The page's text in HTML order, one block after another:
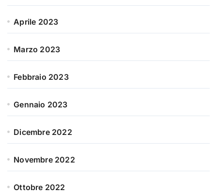
Aprile 2023
Marzo 2023
Febbraio 2023
Gennaio 2023
Dicembre 2022
Novembre 2022
Ottobre 2022